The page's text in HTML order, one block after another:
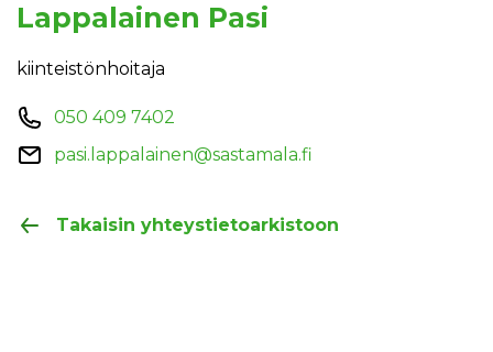
Lappalainen Pasi
kiinteistönhoitaja
050 409 7402
pasi.lappalainen@sastamala.fi
Takaisin yhteystietoarkistoon